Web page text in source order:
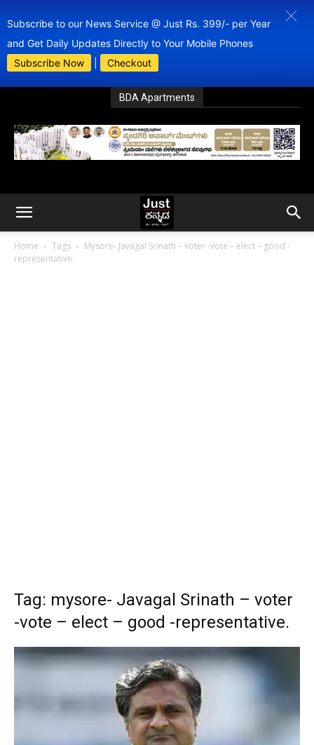
Subscribe to our News Service @ Just Rs. 399/- per Year
and Get Daily Updates Directly to Your Mobile Phones
Subscribe Now
Checkout
BDA Apartments
Home Tags
Mysore- Javagal Srinath – voter -vote – elect – good -
representative.
Tag: mysore- Javagal Srinath – voter
-vote – elect – good -representative.